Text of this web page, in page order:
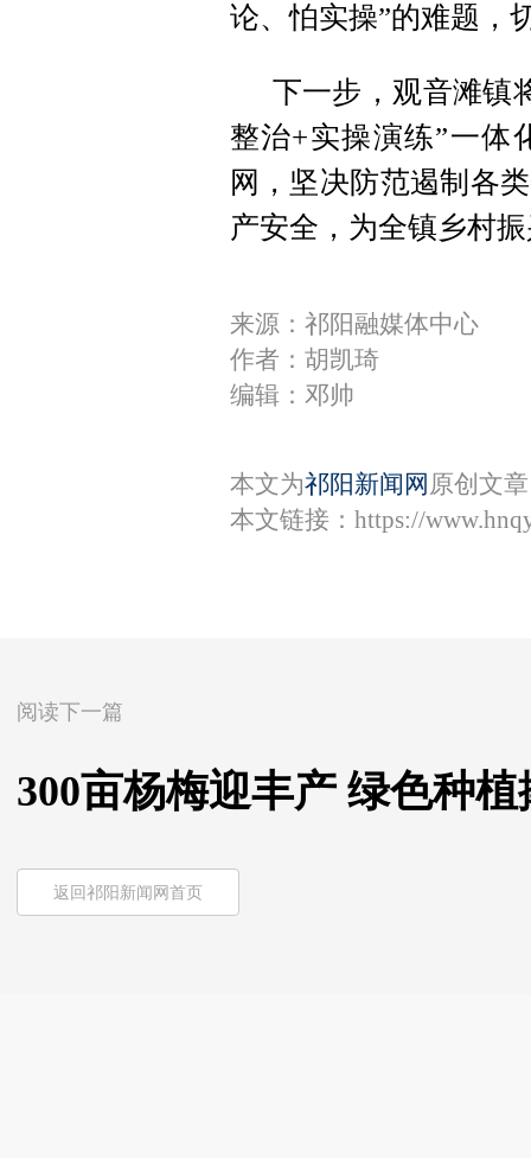
论、怕实操”的难题，
下一步，观音滩镇
整治+实操演练”一体
网，坚决防范遏制各
产安全，为全镇乡村
来源：祁阳融媒体中心
作者：胡凯琦
编辑：邓帅
本文为祁阳新闻网 原创文
本文链接： https://
阅读下一篇
300亩杨梅迎丰产 绿色种
返回祁阳新闻网首页